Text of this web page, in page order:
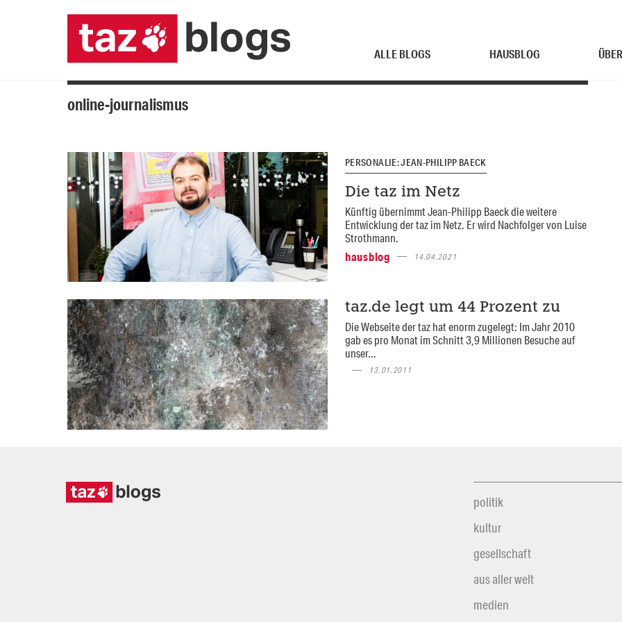
ALLE BLOGS HAUSBLOG
online-journalismus
PERSONALIE: JEAN-PHILIPP BAECK
Die taz im Netz
Künftig übernimmt Jean-Philipp Baeck die weitere
Entwicklung der taz im Netz. Er wird Nachfolger von Luise
Strothmann.
hausblog
14.04.2021
taz.de legt um 44 Prozent zu
Die Webseite der taz hat enorm zugelegt: Im Jahr 2010
gab es pro Monat im Schnitt 3,9 Millionen Besuche auf
unser...
13.01.2011
politik
kultur
gesellschaft
aus aller welt
medien